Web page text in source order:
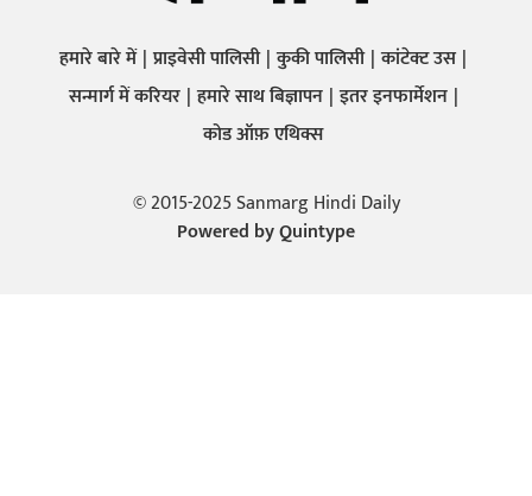
हमारे बारे में प्राइवेसी पालिसी कुकी पालिसी कांटेक्ट उस
सन्मार्ग में करियर हमारे साथ बिज्ञापन इतर इनफार्मेशन
कोड ऑफ़ एथिक्स
© 2015-2025 Sanmarg Hindi Daily
Powered byQuintype